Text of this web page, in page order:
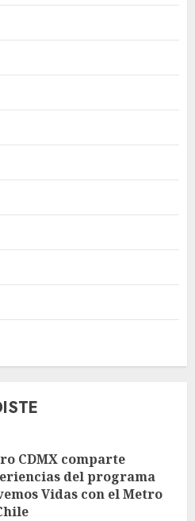
CDMX comparte
del programa
Vidas con el Metro